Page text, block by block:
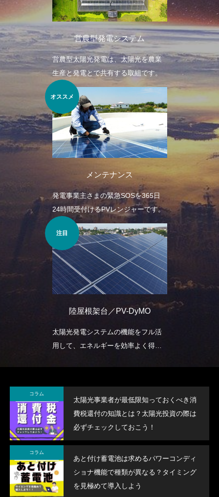
ます。
営農型発電システム
営農型太陽光発電は、太陽光を農業
生産と発電とで共有する取組です。
オススメ
メンテナンス
発電事業主さまの緊急SOSを365日
24時間受付けるPVレンジャーです。
注目
陸屋根架台／PV-DyMO
太陽光発電システムの機能をフル活
用して、エネルギーを効率よく得る
コラム
太陽光事業者が最低限知っておくべき消
費税還付の知識とは？太陽光投資の際は
必ずチェックしておこう！
コラム
あと付け蓄電池は求めるパワーコンディ
ショナ機能で種類が異なる？タイミング
を見極めて導入しよう